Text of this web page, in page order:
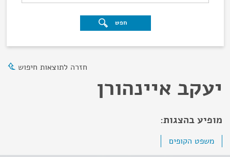
חפש
חזרה לתוצאות חיפוש
יעקב איינהורן
מופיע בהצגות:
משפט הקופים